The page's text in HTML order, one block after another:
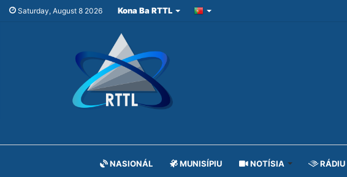
Saturday, August 8 2026 Kona Ba RTTL
NASIONÁL MUNISÍPIU NOTÍSIA RÁDIU